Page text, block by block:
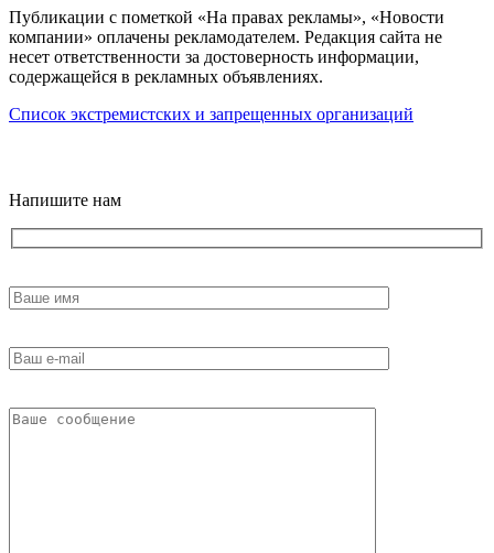
Публикации с пометкой «На правах рекламы», «Новости
компании» оплачены рекламодателем. Редакция сайта не
несет ответственности за достоверность информации,
содержащейся в рекламных объявлениях.
Список экстремистских и запрещенных организаций
Напишите нам